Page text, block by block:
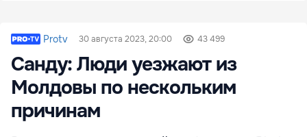
Protv 30 августа 2023, 20:00 43 499
Санду: Люди уезжают из
Молдовы по нескольким
причинам